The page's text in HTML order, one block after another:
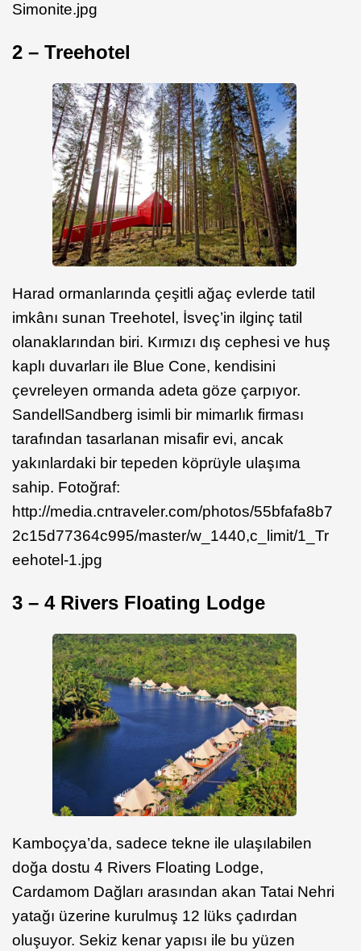
Simonite.jpg
2 – Treehotel
Harad ormanlarında çeşitli ağaç evlerde tatil
imkânı sunan Treehotel, İsveç’in ilginç tatil
olanaklarından biri. Kırmızı dış cephesi ve huş
kaplı duvarları ile Blue Cone, kendisini
çevreleyen ormanda adeta göze çarpıyor.
SandellSandberg isimli bir mimarlık firması
tarafından tasarlanan misafir evi, ancak
yakınlardaki bir tepeden köprüyle ulaşıma
sahip. Fotoğraf:
http://media.cntraveler.com/photos/55bfafa8b7
2c15d77364c995/master/w_1440,c_limit/1_Tr
eehotel-1.jpg
3 – 4 Rivers Floating Lodge
Kamboçya’da, sadece tekne ile ulaşılabilen
doğa dostu 4 Rivers Floating Lodge,
Cardamom Dağları arasından akan Tatai Nehri
yatağı üzerine kurulmuş 12 lüks çadırdan
oluşuyor. Sekiz kenar yapısı ile bu yüzen